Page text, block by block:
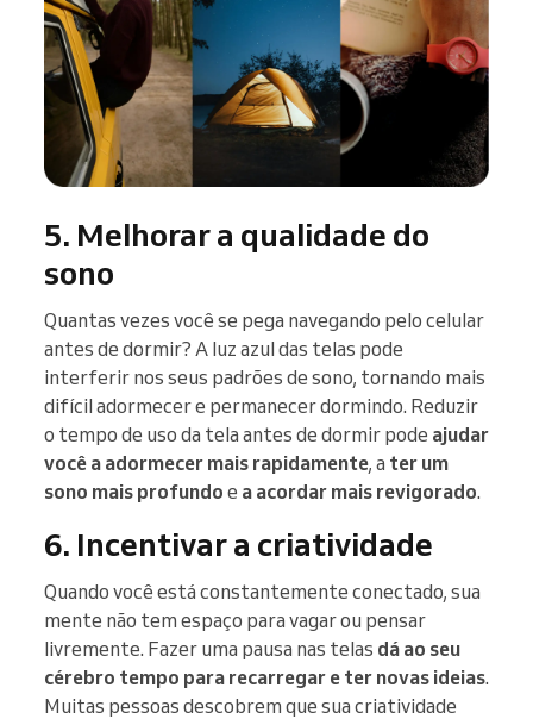
5. Melhorar a qualidade do
sono
Quantas vezes você se pega navegando pelo celular
antes de dormir? A luz azul das telas pode
interferir nos seus padrões de sono, tornando mais
difícil adormecer e permanecer dormindo. Reduzir
o tempo de uso da tela antes de dormir pode ajudar
você a adormecer mais rapidamente, a ter um
sono mais profundo e a acordar mais revigorado.
6. Incentivar a criatividade
Quando você está constantemente conectado, sua
mente não tem espaço para vagar ou pensar
livremente. Fazer uma pausa nas telas dá ao seu
cérebro tempo para recarregar e ter novas ideias.
Muitas pessoas descobrem que sua criatividade